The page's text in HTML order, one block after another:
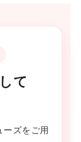
て
ーズをご用